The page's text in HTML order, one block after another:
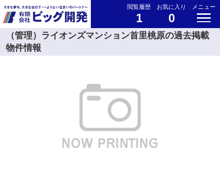
閲覧履歴
1
お気に入り
0
メニュー
（管理）ライオンズマンション首里桃原の過去掲載
物件情報